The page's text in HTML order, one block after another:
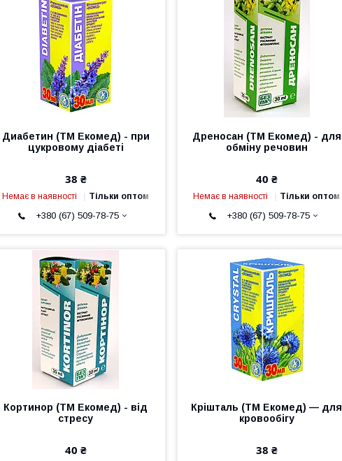
Диабетин (ТМ Екомед) - при
цукровому діабеті
38 ₴
Немає в наявності Тільки оптом
+380 (67) 509-78-75
Дреносан (ТМ Екомед) - для
обміну речовин
40 ₴
Немає в наявності Тільки оптом
+380 (67) 509-78-75
Кортинор (ТМ Екомед) - від
стресу
40 ₴
Крішталь (ТМ Екомед) — для
кровообігу
38 ₴